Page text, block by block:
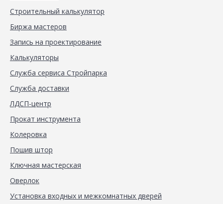
Строительный калькулятор
Биржа мастеров
Запись на проектирование
Калькуляторы
Служба сервиса Стройпарка
Служба доставки
ЛДСП-центр
Прокат инструмента
Колеровка
Пошив штор
Ключная мастерская
Оверлок
Установка входных и межкомнатных дверей